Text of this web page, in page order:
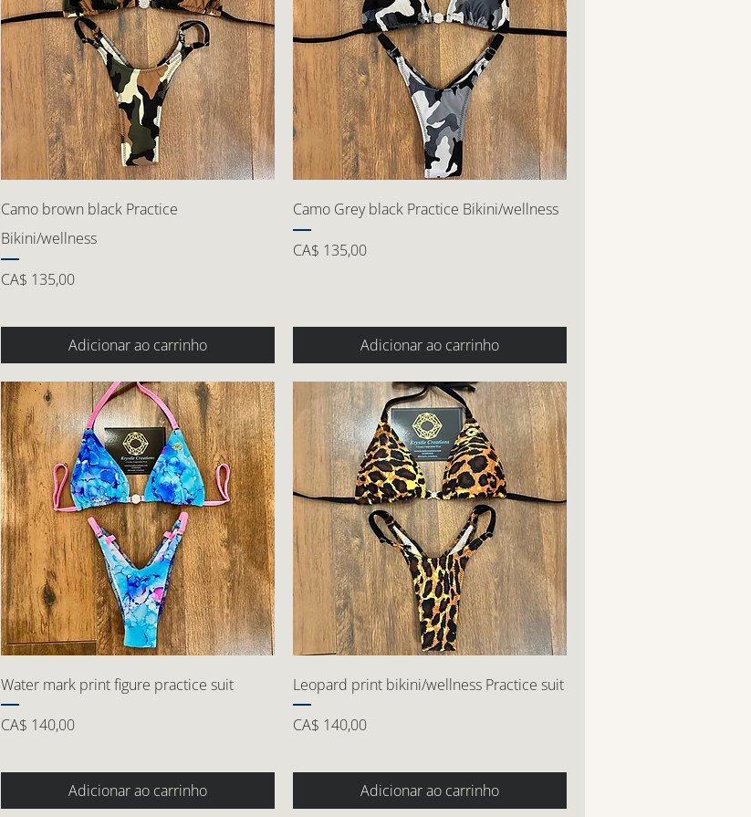
Camo brown black Practice
Bikini/wellness
Preço
CA$ 135,00
Adicionar ao carrinho
Camo Grey black Practice Bikini/wellness
Preço
CA$ 135,00
Adicionar ao carrinho
Water mark print figure practice suit
Preço
CA$ 140,00
Adicionar ao carrinho
Leopard print bikini/wellness Practice suit
Preço
CA$ 140,00
Adicionar ao carrinho